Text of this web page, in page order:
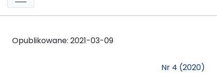
Opublikowane: 2021-03-09
Nr 4 (2020)